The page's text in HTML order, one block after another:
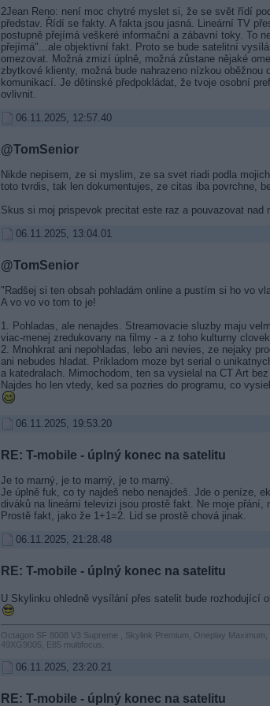
2Jean Reno: není moc chytré myslet si, že se svět řídí
představ. Řídí se fakty. A fakta jsou jasná. Lineární TV
postupně přejímá veškeré informační a zábavní toky. To
přejímá"...ale objektivní fakt. Proto se bude satelitní
omezovat. Možná zmizí úplně, možná zůstane nějaké
zbytkové klienty, možná bude nahrazeno nízkou oběžnou
komunikací. Je dětinské předpokládat, že tvoje osobní
ovlivnit.
06.11.2025, 12:57.40
@TomSenior
Nikde nepisem, ze si myslim, ze sa svet riadi podla
toto tvrdis, tak len dokumentujes, ze citas iba povrchne,
Skus si moj prispevok precitat este raz a pouvazovat nad
06.11.2025, 13:04.01
@TomSenior
"Radšej si ten obsah pohladám online a pustím si ho vo
A vo vo vo tom to je!
1. Pohladas, ale nenajdes. Streamovacie sluzby maju
viac-menej zredukovany na filmy - a z toho kulturny
2. Mnohkrat ani nepohladas, lebo ani nevies, ze nejaky
ani nebudes hladat. Prikladom moze byt serial o
a katedralach. Mimochodom, ten sa vysielal na CT Art
Najdes ho len vtedy, ked sa pozries do programu, co
06.11.2025, 19:53.20
RE: T-mobile - úplný konec na satelitu
Je to marný, je to marný, je to marný.
Je úplně fuk, co ty najdeš nebo nenajdeš. Jde o peníze,
diváků na lineární televizi jsou prostě fakt. Ne moje přání,
Prostě fakt, jako že 1+1=2. Lid se prostě chová jinak.
06.11.2025, 21:28.48
RE: T-mobile - úplný konec na satelitu
U Skylinku ohledně vysílání přes satelit bude rozhodující
Octagon SF 8008 V3 Supreme , Skylink Premium, Oneplay
49XG9005, E85 multifocus.
06.11.2025, 23:20.21
RE: T-mobile - úplný konec na satelitu